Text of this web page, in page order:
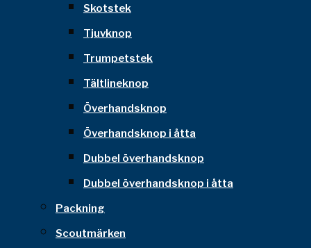
Skotstek
Tjuvknop
Trumpetstek
Tältlineknop
Överhandsknop
Överhandsknop i åtta
Dubbel överhandsknop
Dubbel överhandsknop i åtta
Packning
Scoutmärken